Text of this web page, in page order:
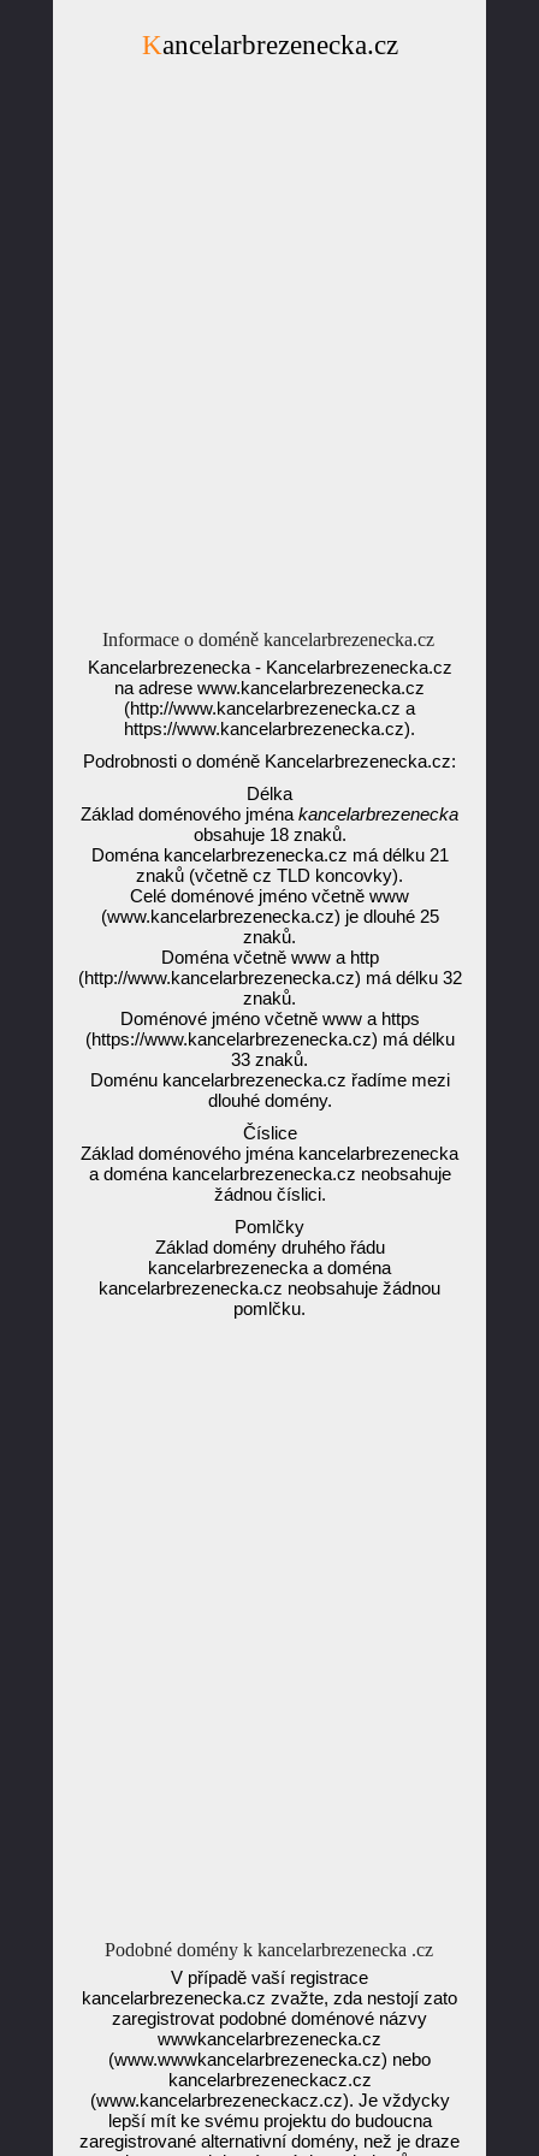
Kancelarbrezenecka.cz
Informace o doméně kancelarbrezenecka.cz
Kancelarbrezenecka - Kancelarbrezenecka.cz
na adrese www.kancelarbrezenecka.cz
(http://www.kancelarbrezenecka.cz a
https://www.kancelarbrezenecka.cz).
Podrobnosti o doméně Kancelarbrezenecka.cz:
Délka
Základ doménového jména kancelarbrezenecka
obsahuje 18 znaků.
Doména kancelarbrezenecka.cz má délku 21
znaků (včetně cz TLD koncovky).
Celé doménové jméno včetně www
(www.kancelarbrezenecka.cz) je dlouhé 25
znaků.
Doména včetně www a http
(http://www.kancelarbrezenecka.cz) má délku 32
znaků.
Doménové jméno včetně www a https
(https://www.kancelarbrezenecka.cz) má délku
33 znaků.
Doménu kancelarbrezenecka.cz řadíme mezi
dlouhé domény.
Číslice
Základ doménového jména kancelarbrezenecka
a doména kancelarbrezenecka.cz neobsahuje
žádnou číslici.
Pomlčky
Základ domény druhého řádu
kancelarbrezenecka a doména
kancelarbrezenecka.cz neobsahuje žádnou
pomlčku.
Podobné domény k kancelarbrezenecka .cz
V případě vaší registrace
kancelarbrezenecka.cz zvažte, zda nestojí zato
zaregistrovat podobné doménové názvy
wwwkancelarbrezenecka.cz
(www.wwwkancelarbrezenecka.cz) nebo
kancelarbrezeneckacz.cz
(www.kancelarbrezeneckacz.cz). Je vždycky
lepší mít ke svému projektu do budoucna
zaregistrované alternativní domény, než je draze